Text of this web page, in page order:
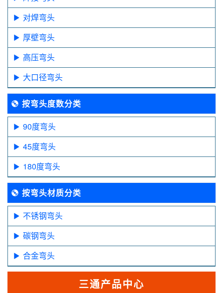
对焊弯头
厚壁弯头
高压弯头
大口径弯头
按弯头度数分类
90度弯头
45度弯头
180度弯头
按弯头材质分类
不锈钢弯头
碳钢弯头
合金弯头
三通产品中心